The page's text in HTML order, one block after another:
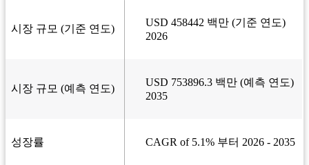
시장 규모 (기준 연도)
USD 458442 백만 (기준 연도)
2026
시장 규모 (예측 연도)
USD 753896.3 백만 (예측 연도)
2035
성장률 CAGR of 5.1% 부터 2026 - 2035